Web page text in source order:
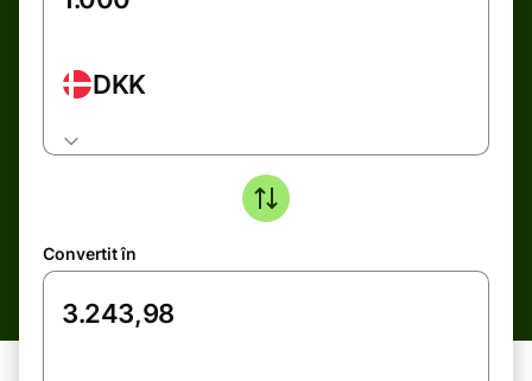
DKK
Convertit în